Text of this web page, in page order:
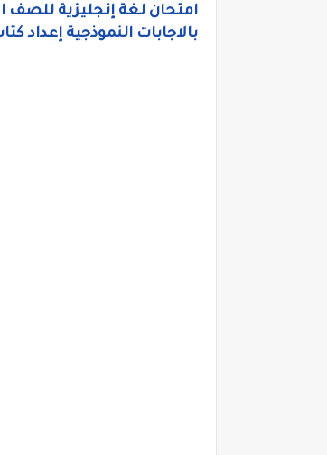
بالاجابات النموذجية إعداد